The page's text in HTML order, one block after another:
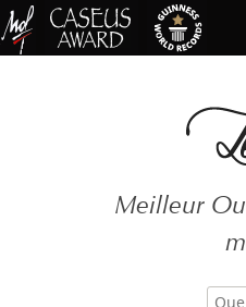
Meilleur